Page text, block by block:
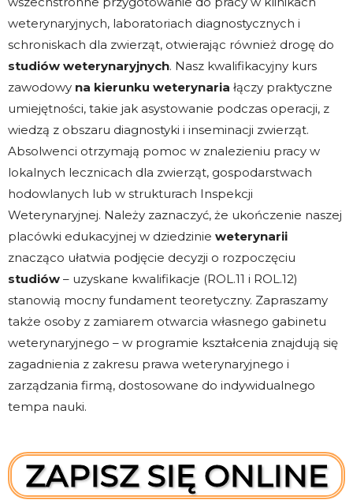
weterynaryjnych, laboratoriach diagnostycznych i
schroniskach dla zwierząt, otwierając również drogę do
studiów weterynaryjnych. Nasz kwalifikacyjny kurs
zawodowy na kierunku weterynaria łączy praktyczne
umiejętności, takie jak asystowanie podczas operacji, z
wiedzą z obszaru diagnostyki i inseminacji zwierząt.
Absolwenci otrzymają pomoc w znalezieniu pracy w
lokalnych lecznicach dla zwierząt, gospodarstwach
hodowlanych lub w strukturach Inspekcji
Weterynaryjnej. Należy zaznaczyć, że ukończenie naszej
placówki edukacyjnej w dziedzinie weterynarii
znacząco ułatwia podjęcie decyzji o rozpoczęciu
studiów – uzyskane kwalifikacje (ROL.11 i ROL.12)
stanowią mocny fundament teoretyczny. Zapraszamy
także osoby z zamiarem otwarcia własnego gabinetu
weterynaryjnego – w programie kształcenia znajdują się
zagadnienia z zakresu prawa weterynaryjnego i
zarządzania firmą, dostosowane do indywidualnego
tempa nauki.
ZAPISZ SIĘ ONLINE